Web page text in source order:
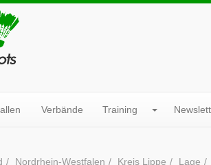
Verbände Training
Nordrhein-Westfalen Kreis Lippe Lage